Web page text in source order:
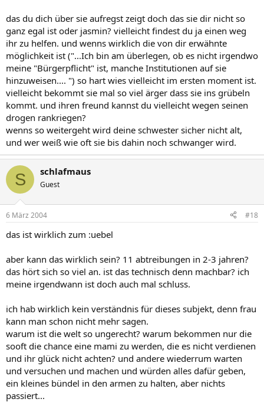
das du dich über sie aufregst zeigt doch das sie dir nicht so
ganz egal ist oder jasmin? vielleicht findest du ja einen weg
ihr zu helfen. und wenns wirklich die von dir erwähnte
möglichkeit ist ("...Ich bin am überlegen, ob es nicht irgendwo
meine "Bürgerpflicht" ist, manche Institutionen auf sie
hinzuweisen.... ") so hart wies vielleicht im ersten moment ist.
vielleicht bekommt sie mal so viel ärger dass sie ins grübeln
kommt. und ihren freund kannst du vielleicht wegen seinen
drogen rankriegen?
wenns so weitergeht wird deine schwester sicher nicht alt,
und wer weiß wie oft sie bis dahin noch schwanger wird.
S schlafmaus
Guest
6 März 2004 #18
das ist wirklich zum :uebel
aber kann das wirklich sein? 11 abtreibungen in 2-3 jahren?
das hört sich so viel an. ist das technisch denn machbar? ich
meine irgendwann ist doch auch mal schluss.
ich hab wirklich kein verständnis für dieses subjekt, denn frau
kann man schon nicht mehr sagen.
warum ist die welt so ungerecht? warum bekommen nur die
sooft die chance eine mami zu werden, die es nicht verdienen
und ihr glück nicht achten? und andere wiederrum warten
und versuchen und machen und würden alles dafür geben,
ein kleines bündel in den armen zu halten, aber nichts
passiert...